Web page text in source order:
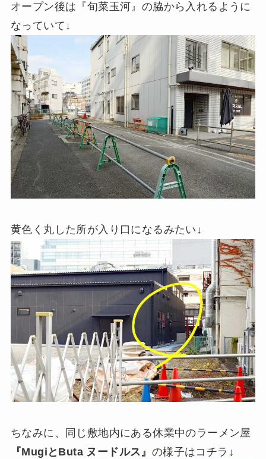
オープン後は『旬菜玉河』の脇から入れるように
なっていて↓
黄色く丸した所が入り口になるみたい↓
ちなみに、同じ敷地内にある休業中のラーメン屋
『MugiとButa ヌードルス』 の様子はコチラ↓